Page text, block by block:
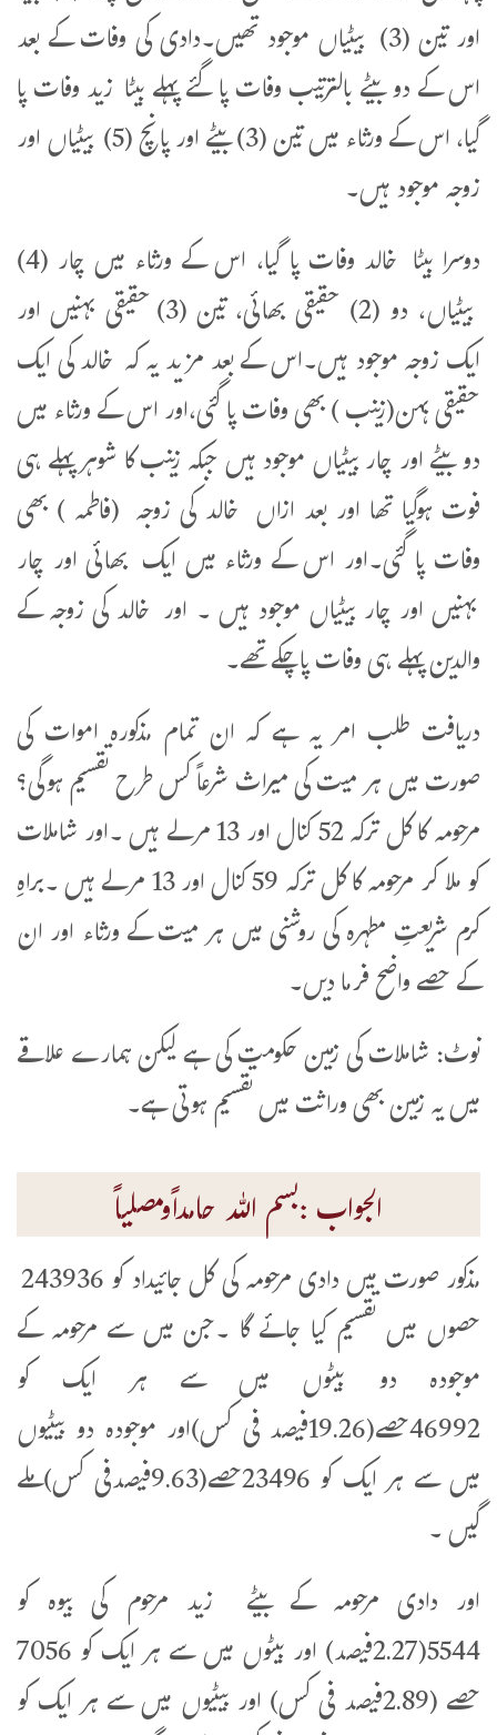
اور تین (3) بیٹیاں موجود تھیں۔دادی کی وفات کے بعد
اس کے دو بیٹے بالترتیب وفات پا گئے پہلے بیٹا زید وفات پا
گیا، اس کے ورثاء میں تین (3) بیٹے اور پانچ (5) بیٹیاں اور
زوجہ موجود ہیں۔
دوسرا بیٹا خالد وفات پا گیا، اس کے ورثاء میں چار (4)
بیٹیاں، دو (2) حقیقی بھائی، تین (3) حقیقی بہنیں اور
ایک زوجہ موجود ہیں۔اس کے بعد مزید یہ کہ خالد کی ایک
حقیقی بہن(زینب ) بھی وفات پا گئی،اور اس کے ورثاء میں
دو بیٹے اور چار بیٹیاں موجود ہیں جبکہ زینب کا شوہر پہلے ہی
فوت ہوگیا تھا اور بعد ازاں خالد کی زوجہ (فاطمہ ) بھی
وفات پا گئی۔اور اس کے ورثاء میں ایک بھائی اور چار
بہنیں اور چار بیٹیاں موجود ہیں ۔ اور خالد کی زوجہ کے
والدین پہلے ہی وفات پاچکے تھے۔
دریافت طلب امر یہ ہے کہ ان تمام مذکورہ اموات کی
صورت میں ہر میت کی میراث شرعاً کس طرح تقسیم ہوگی؟
مرحومہ کا کل ترکہ 52 کنال اور 13 مرلے ہیں ۔اور شاملات
کو ملا کر مرحومہ کا کل ترکہ 59 کنال اور 13 مرلے ہیں ۔براہِ
کرم شریعتِ مطہرہ کی روشنی میں ہر میت کے ورثاء اور ان
کے حصے واضح فرما دیں۔
نوٹ: شاملات کی زمین حکومت کی ہے لیکن ہمارے علاقے
میں یہ زمین بھی وراثت میں تقسیم ہوتی ہے۔
الجواب :بسم اللہ حامداًومصلیاً
مذکور صورت میں دادی مرحومہ کی کل جائیداد کو 243936
حصوں میں تقسیم کیا جائے گا ۔جن میں سے مرحومہ کے
موجودہ دو بیٹوں میں سے ہر ایک کو
46992حصے(19.26فیصد فی کس)اور موجودہ دو بیٹیوں
میں سے ہر ایک کو 23496حصے(9.63فیصدفی کس)ملے
گیں ۔
اور دادی مرحومہ کے بیٹے زید مرحوم کی بیوہ کو
5544(2.27فیصد) اور بیٹوں میں سے ہر ایک کو 7056
حصے (2.89فیصد فی کس) اور بیٹیوں میں سے ہر ایک کو